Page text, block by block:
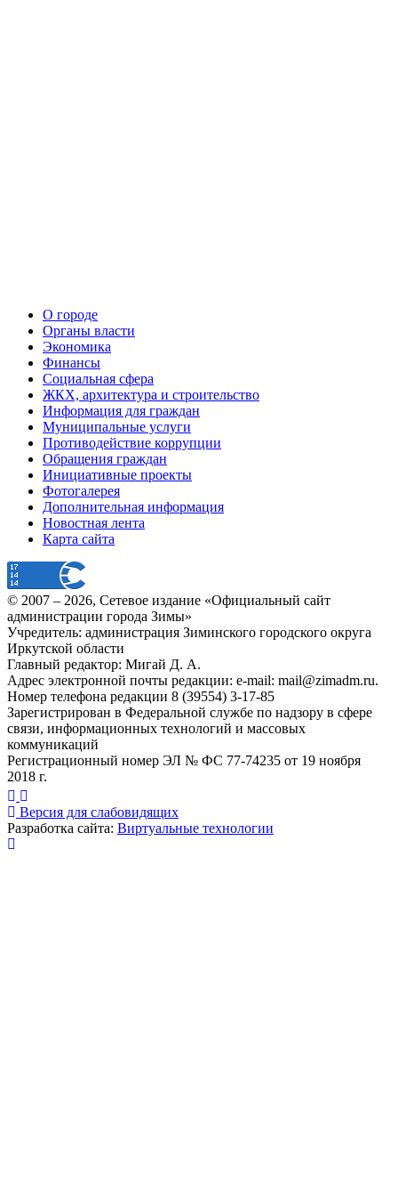
О городе
Органы власти
Экономика
Финансы
Социальная сфера
ЖКХ, архитектура и строительство
Информация для граждан
Муниципальные услуги
Противодействие коррупции
Обращения граждан
Инициативные проекты
Фотогалерея
Дополнительная информация
Новостная лента
Карта сайта
© 2007 – 2026, Сетевое издание «Официальный сайт
администрации города Зимы»
Учредитель: администрация Зиминского городского округа
Иркутской области
Главный редактор: Мигай Д. А.
Адрес электронной почты редакции: e-mail: mail@zimadm.ru.
Номер телефона редакции 8 (39554) 3-17-85
Зарегистрирован в Федеральной службе по надзору в сфере
связи, информационных технологий и массовых
коммуникаций
Регистрационный номер ЭЛ № ФС 77-74235 от 19 ноября
2018 г.
Версия для слабовидящих
Разработка сайта: Виртуальные технологии